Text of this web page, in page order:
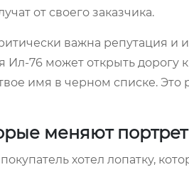
от своего заказчика.
важна репутация и
Ил-76 может открыть дорогу
имя в черном списке.
меняют портрет
хотел лопатку,